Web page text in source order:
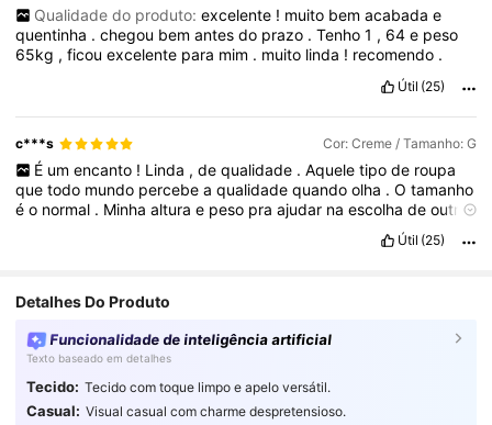
Qualidade do produto: excelente ! muito bem acabada e
quentinha .chegou bemantesdo prazo .Tenho1 , 64e peso
65kg ,ficouexcelente para mim . muito linda ! recomendo .
Útil (25)
c***s Cor: Creme / Tamanho: G
É um encanto ! Linda , de qualidade . Aquele tipo de roupa
quetodo mundo percebeaqualidadequandoolha .Otamanho
éo normal . Minhaalturae peso praajudar naescolhadeoutras
do
Útil (25)
Detalhes Do Produto
Funcionalidade de inteligência artificial
Texto baseado em detalhes
Tecido: Tecido com toque limpo e apelo versátil.
Casual: Visual casual com charme despretensioso.
4,73 6K Seguidores